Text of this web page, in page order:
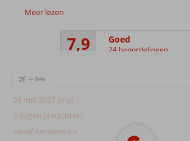
Meer lezen
7,9 Goed
24 beoordelingen
+
08 mrt 2027 (ma)
5 dagen (4 nachten)
vanaf Amsterdam